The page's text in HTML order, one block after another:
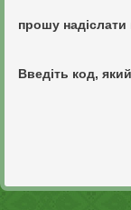
прошу надіслати
Введіть код,